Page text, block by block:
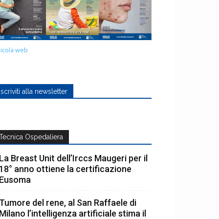
web
alla newsletter
Ospedaliera
Breast Unit dell’Irccs Maugeri per il
anno ottiene la certificazione
del rene, al San Raffaele di
l’intelligenza artificiale stima il